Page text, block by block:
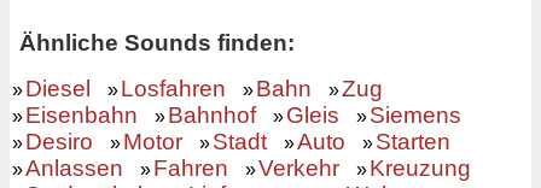
Ähnliche Sounds finden:
»Diesel »Losfahren »Bahn »Zug
»Eisenbahn »Bahnhof »Gleis »Siemens
»Desiro »Motor »Stadt »Auto »Starten
»Anlassen »Fahren »Verkehr »Kreuzung